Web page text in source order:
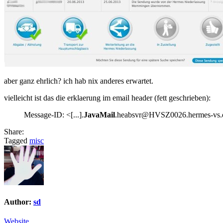
aber ganz ehrlich? ich hab nix anderes erwartet.
vielleicht ist das die erklaerung im email header (fett geschrieben):
Message-ID: <[...].JavaMail.heabsvr@HVSZ0026.hermes-
Share:
Tagged misc
Author: sd